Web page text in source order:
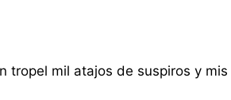
tropel mil atajos de suspiros y mis